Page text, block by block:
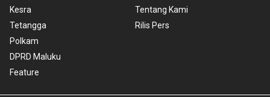
Kesra
Tetangga
Polkam
DPRD Maluku
Feature
Tentang Kami
Rilis Pers